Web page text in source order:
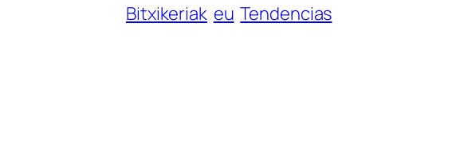
Bitxikeriak eu Tendencias